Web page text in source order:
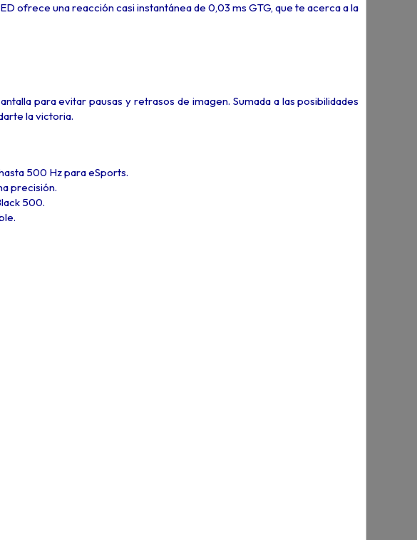
ofrece una reacción casi instantánea de 0,03 ms GTG, que te acerca a la
para evitar pausas y retrasos de imagen. Sumada a las posibilidades
la victoria.
500 Hz para eSports.
precisión.
500.